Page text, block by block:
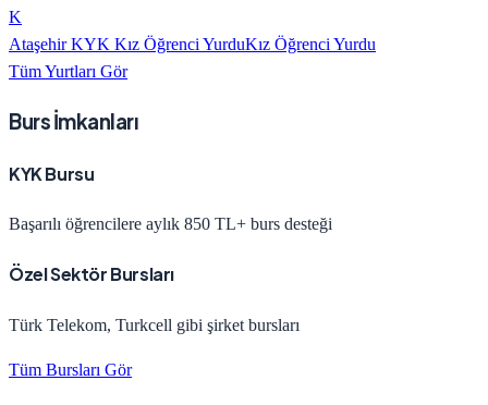
K
Ataşehir KYK Kız Öğrenci YurduKız Öğrenci Yurdu
Tüm Yurtları Gör
Burs İmkanları
KYK Bursu
Başarılı öğrencilere aylık 850 TL+ burs desteği
Özel Sektör Bursları
Türk Telekom, Turkcell gibi şirket bursları
Tüm Bursları Gör